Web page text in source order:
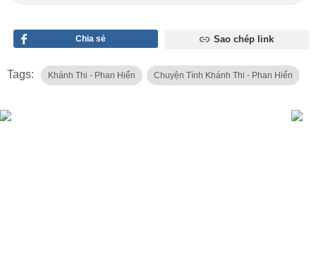
Chia sẻ Sao chép link
Tags: Khánh Thi - Phan Hiển Chuyện Tình Khánh Thi - Phan Hiển